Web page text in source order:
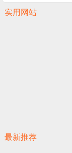
实用网站
最新推荐